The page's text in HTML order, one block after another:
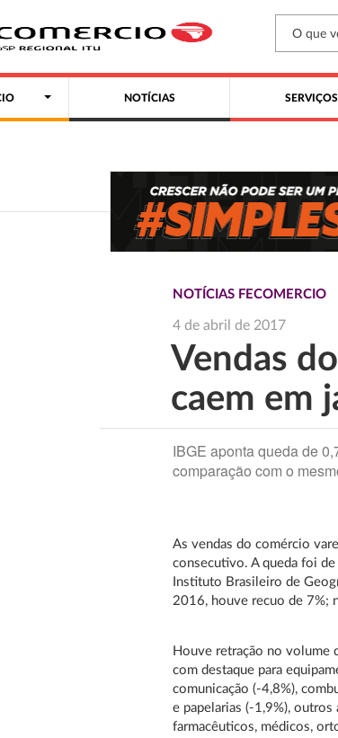
NOTÍCIAS SERVIÇOS
NOTÍCIAS FECOMERCIO
4 de abril de 2017
Vendas
caem em
IBGE aponta queda de
comparação com o
As vendas do comércio
consecutivo. A queda foi
Instituto Brasileiro de
2016, houve recuo de 7%;
Houve retração no volume
com destaque para
comunicação (-4,8%),
e papelarias (-1,9%),
farmacêuticos, médicos,